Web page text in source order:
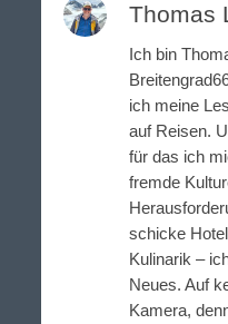
Thomas
Ich bin
ich meine
auf Reisen.
für das ich
fremde
schicke
Kulinarik –
Neues. Auf
Kamera,